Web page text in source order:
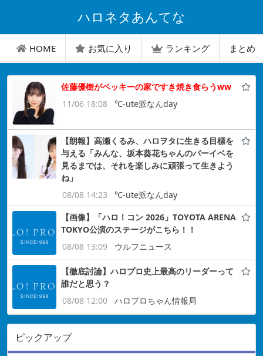
ハロネタあんてな
HOME お気に入り ランキング まとめ
佐藤優樹がベッキーの家ですき焼き食らうww
11/06 18:08
℃-ute派なんday
【朗報】高瀬くるみ、ハロヲタに生きる目標を
与える「みんな、坂本葵花ちゃんのバーイベを
見るまでは、それを楽しみに頑張って生きよう
ね」
08/08 14:23
℃-ute派なんday
【画像】「ハロ！コン 2026」TOYOTA ARENA
TOKYO公演のステージがこちら！！
08/08 13:09
ウルフニュース
【徹底討論】ハロプロ史上最高のリーダーって
誰だと思う？
08/08 12:00
ハロプロちゃん情報局
ピックアップ